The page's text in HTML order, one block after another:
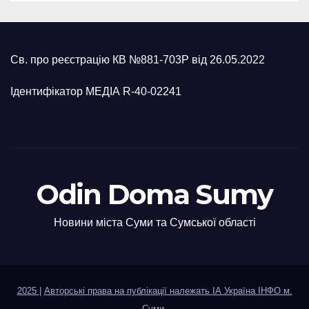
Св. про реєстрацію КВ №881-703Р від 26.05.2022
Ідентифікатор МЕДІА R-40-02241
Odin Doma Sumy
Новини міста Суми та Сумської області
2025
Авторські права на публікації належать ІА Україна ІНФО м.